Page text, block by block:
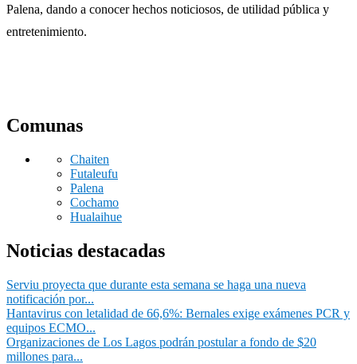
Palena, dando a conocer hechos noticiosos, de utilidad pública y
entretenimiento.
Comunas
Chaiten
Futaleufu
Palena
Cochamo
Hualaihue
Noticias destacadas
Serviu proyecta que durante esta semana se haga una nueva
notificación por...
Hantavirus con letalidad de 66,6%: Bernales exige exámenes PCR y
equipos ECMO...
Organizaciones de Los Lagos podrán postular a fondo de $20
millones para...